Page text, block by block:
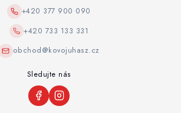
+420 377 900 090
+420 733 133 331
obchod@kovojuhasz.cz
Sledujte nás